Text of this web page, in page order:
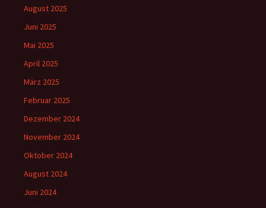
August 2025
Juni 2025
Mai 2025
April 2025
März 2025
Februar 2025
Dezember 2024
November 2024
Oktober 2024
August 2024
Juni 2024